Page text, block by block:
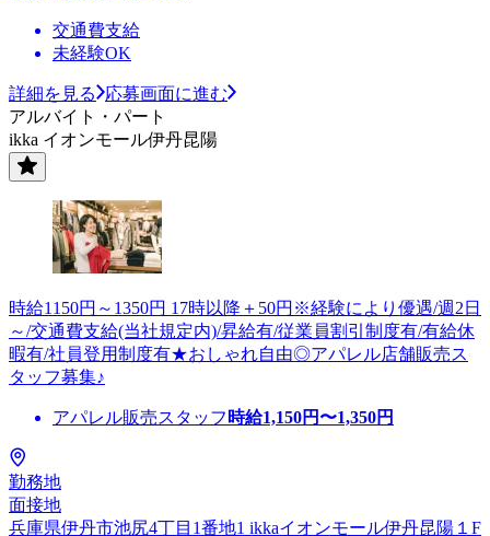
交通費支給
未経験OK
詳細を見る
応募画面に進む
アルバイト・パート
ikka イオンモール伊丹昆陽
時給1150円～1350円 17時以降＋50円※経験により優遇/週2日
～/交通費支給(当社規定内)/昇給有/従業員割引制度有/有給休
暇有/社員登用制度有★おしゃれ自由◎アパレル店舗販売ス
タッフ募集♪
アパレル販売スタッフ 時給1,150円〜1,350円
勤務地
面接地
兵庫県伊丹市池尻4丁目1番地1 ikkaイオンモール伊丹昆陽１F